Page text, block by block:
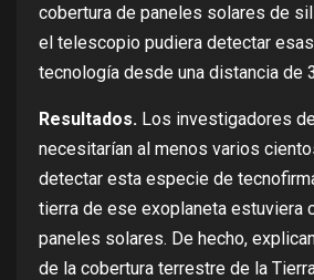
cobertura de paneles solares de
el telescopio pudiera detectar
tecnología desde una distancia de
Resultados. Los investigadores
necesitarían al menos varios
detectar esta especie de
tierra de ese exoplaneta estuviera
paneles solares. De hecho,
de la cobertura terrestre de la